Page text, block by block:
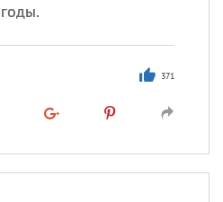
371